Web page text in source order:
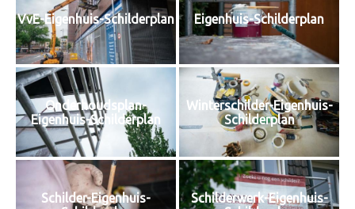
VvE-Eigenhuis-Schilderplan Eigenhuis-Schilderplan
Onderhoudsplan-
Eigenhuis-Schilderplan
Winterschilder-Eigenhuis-
Schilderplan
Schilder-Eigenhuis-
Schilderwerk-Eigenhuis-